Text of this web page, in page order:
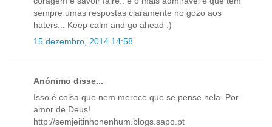
sempre umas respostas claramente no gozo aos
haters... Keep calm and go ahead :)
15 dezembro, 2014 14:58
Anónimo disse...
Isso é coisa que nem merece que se pense nela. Por
amor de Deus!
http://semjeitinhonenhum.blogs.sapo.pt